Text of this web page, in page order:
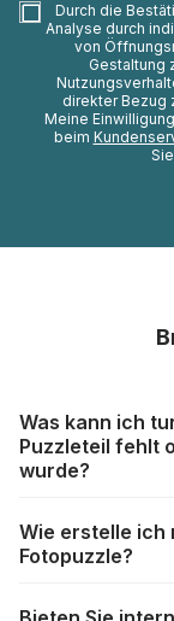
Durch die
Analyse durch
von
Gestaltung
direkter Bezug
Meine
beim
Was kann ich
Puzzleteil fehlt
wurde?
aber trotzdem
werden oder
https://
Wie erstelle ich
Fotopuzzle?